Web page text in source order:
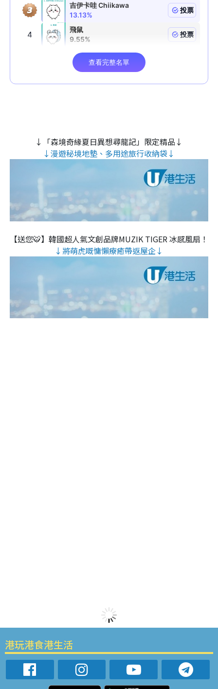
↓「森境奇緣夏日異想尋龍記」限定精品↓
↓漫遊秘境地墊、多用途旅行收納袋↓
【送您🐯】韓國超人氣文創品牌MUZIK TIGER 冰感風扇！
↓將萌虎嘅慵懶療癒帶返屋企↓
港玩港食港生活